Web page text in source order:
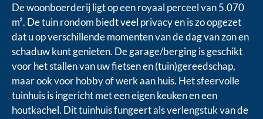
De woonboerderij ligt op een royaal perceel van 5.070
m². De tuin rondom biedt veel privacy en is zo opgezet
dat u op verschillende momenten van de dag van zon en
schaduw kunt genieten. De garage/berging is geschikt
voor het stallen van uw fietsen en (tuin)gereedschap,
maar ook voor hobby of werk aan huis. Het sfeervolle
tuinhuis is ingericht met een eigen keuken en een
houtkachel. Dit tuinhuis fungeert als verlengstuk van de